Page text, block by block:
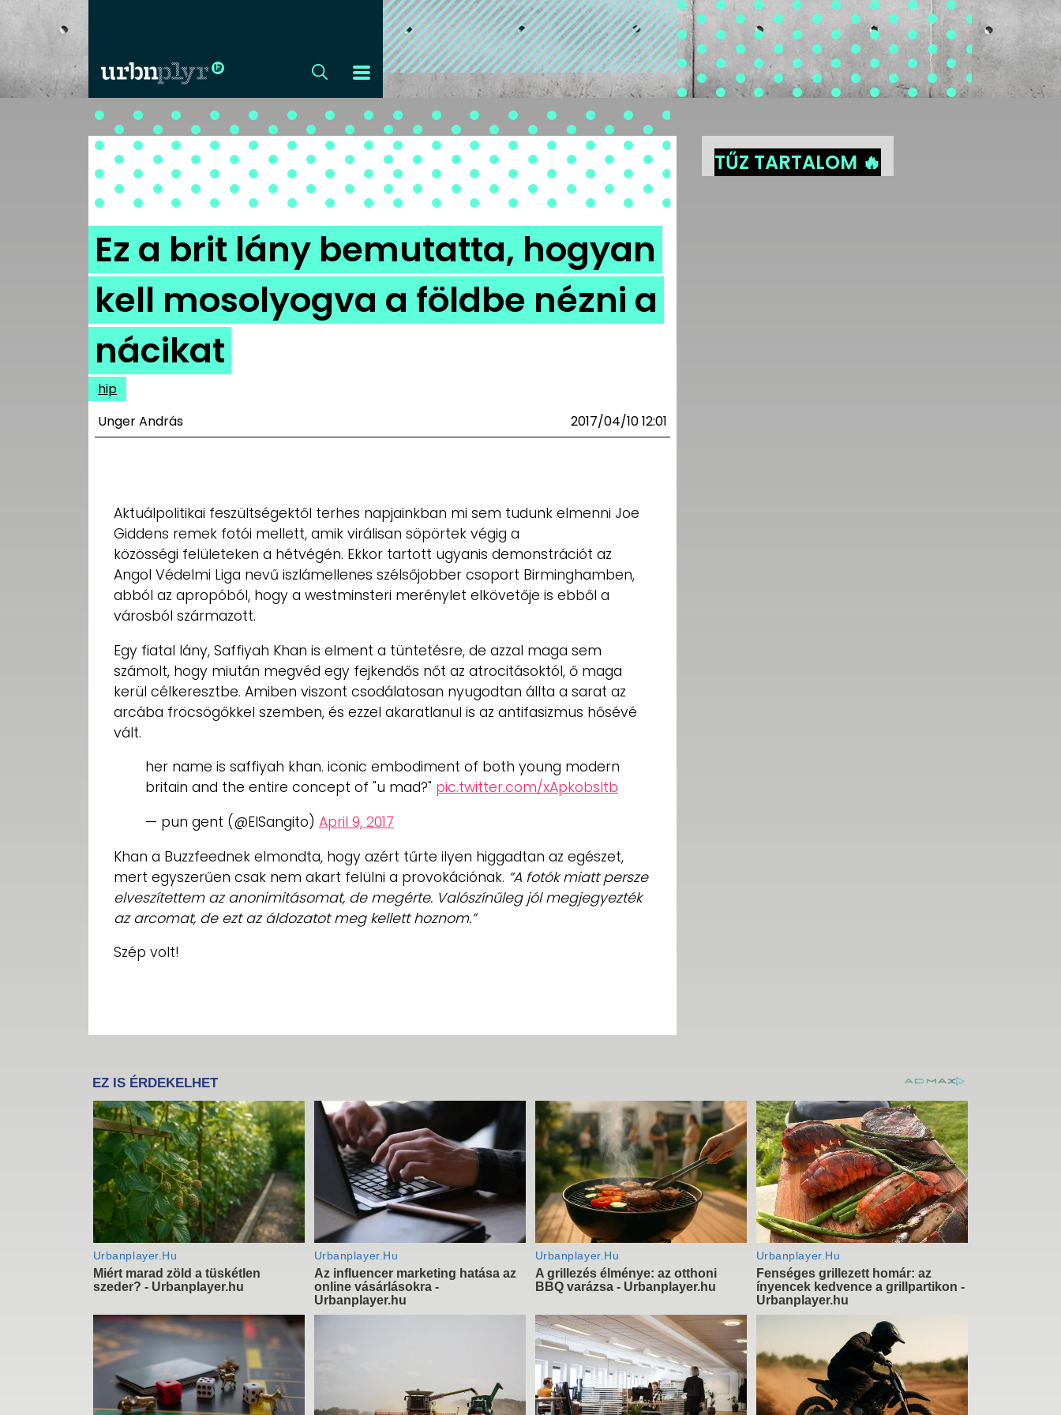
CÍMLAP
DIZÁJN
DIVAT
HIP
KULT
UTCA
MÉDIAAJÁNLAT
Ez a brit lány bemutatta, hogyan
kell mosolyogva a földbe nézni a
nácikat
hip
Unger András
2017/04/10 12:01
Aktuálpolitikai feszültségektől terhes napjainkban mi sem tudunk elmenni Joe
Giddens remek fotói mellett, amik virálisan söpörtek végig a
közösségi felületeken a hétvégén. Ekkor tartott ugyanis demonstrációt az
Angol Védelmi Liga nevű iszlámellenes szélsőjobber csoport Birminghamben,
abból az apropóból, hogy a westminsteri merénylet elkövetője is ebből a
városból származott.
Egy fiatal lány, Saffiyah Khan is elment a tüntetésre, de azzal maga sem
számolt, hogy miután megvéd egy fejkendős nőt az atrocitásoktól, ő maga
kerül célkeresztbe. Amiben viszont csodálatosan nyugodtan állta a sarat az
arcába fröcsögőkkel szemben, és ezzel akaratlanul is az antifasizmus hősévé
vált.
her name is saffiyah khan. iconic embodiment of both young modern
britain and the entire concept of "u mad?" pic.twitter.com/xApkobsltb
— pun gent (@ElSangito) April 9, 2017
Khan a Buzzfeednek elmondta, hogy azért tűrte ilyen higgadtan az egészet,
mert egyszerűen csak nem akart felülni a provokációnak. “A fotók miatt persze
elveszítettem az anonimitásomat, de megérte. Valószínűleg jól megjegyezték
az arcomat, de ezt az áldozatot meg kellett hoznom.”
Szép volt!
TŰZ TARTALOM 🔥